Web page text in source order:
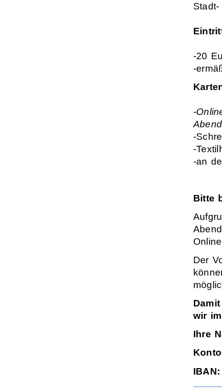
-20
-
K
-
-
-
-an
Bitte
Der
wir
Ihre